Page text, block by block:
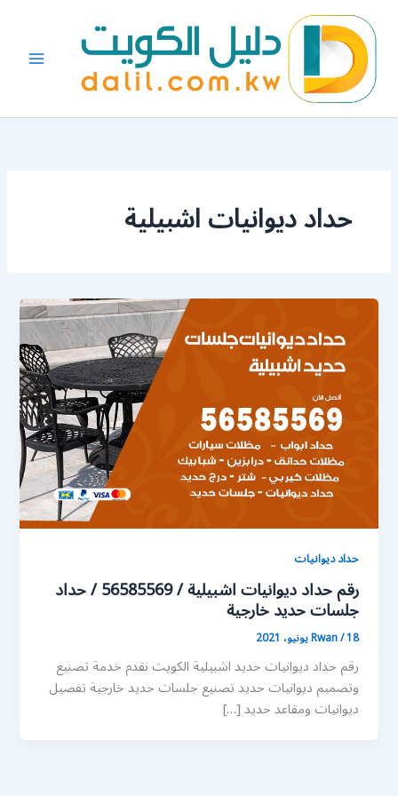
المحتوى
حداد ديوانيات اشبيلية
حداد ديوانيات
رقم حداد ديوانيات اشبيلية / 56585569 / حداد
جلسات حديد خارجية
Rwan/18 يونيو، 2021
رقم حداد ديوانيات حديد اشبيلية الكويت نقدم خدمة تصنيع
وتصميم ديوانيات حديد تصنيع جلسات حديد خارجية تفصيل
ديوانيات ومقاعد حديد […]